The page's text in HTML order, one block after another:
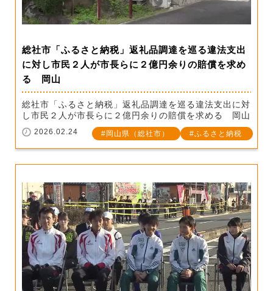
総社市「ふるさと納税」返礼品調達を巡る違法支出
に対し市民２人が市長らに２億円余りの賠償を求め
る 岡山
総社市「ふるさと納税」返礼品調達を巡る違法支出に対
し市民２人が市長らに２億円余りの賠償を求める 岡山
2026.02.24 岡山県（総社市） ふるさと納税